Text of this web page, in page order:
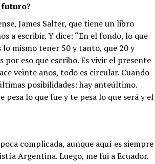
futuro?
James Salter, que tiene un libro
a escribir. Y dice: “En el fondo, lo que
lo mismo tener 50 y tanto, que 20 y
eso que escribo. Es vivir el presente
veinte años, todo es circular. Cuando
posibilidades: hay anteúltimo.
lo que fue y te pesa lo que será y el
complicada, aunque aquí es siempre
Argentina. Luego, me fui a Ecuador.